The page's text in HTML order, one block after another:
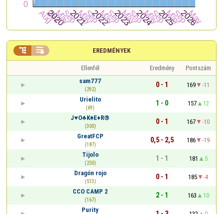
EREDMÉNYEK
 
Ellenfél Eredmény
Pontszám
sam777
(292)
0 - 1 169
-11
Urielito
(69)
1 - 0 157
12
J♥O♣K♠E♦R®
(300)
0 - 1 167
-10
GreatFCP
(187)
0,5 - 2,5 186
-19
Tijolo
(250)
1 - 1 181
5
Dragón rojo
(513)
0 - 1 185
-4
CCO CAMP 2
(167)
2 - 1 163
10
Purity